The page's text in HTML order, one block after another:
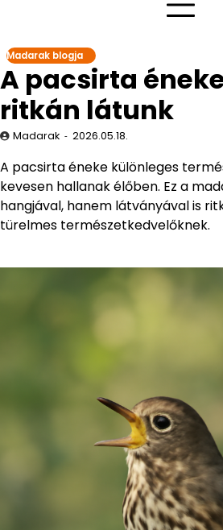
Madarak blogja
A pacsirta
ritkán látunk
Madarak 2026.05.18.
A pacsirta éneke különleges
kevesen hallanak élőben. Ez a
hangjával, hanem látványával is
türelmes természetkedvelőknek.